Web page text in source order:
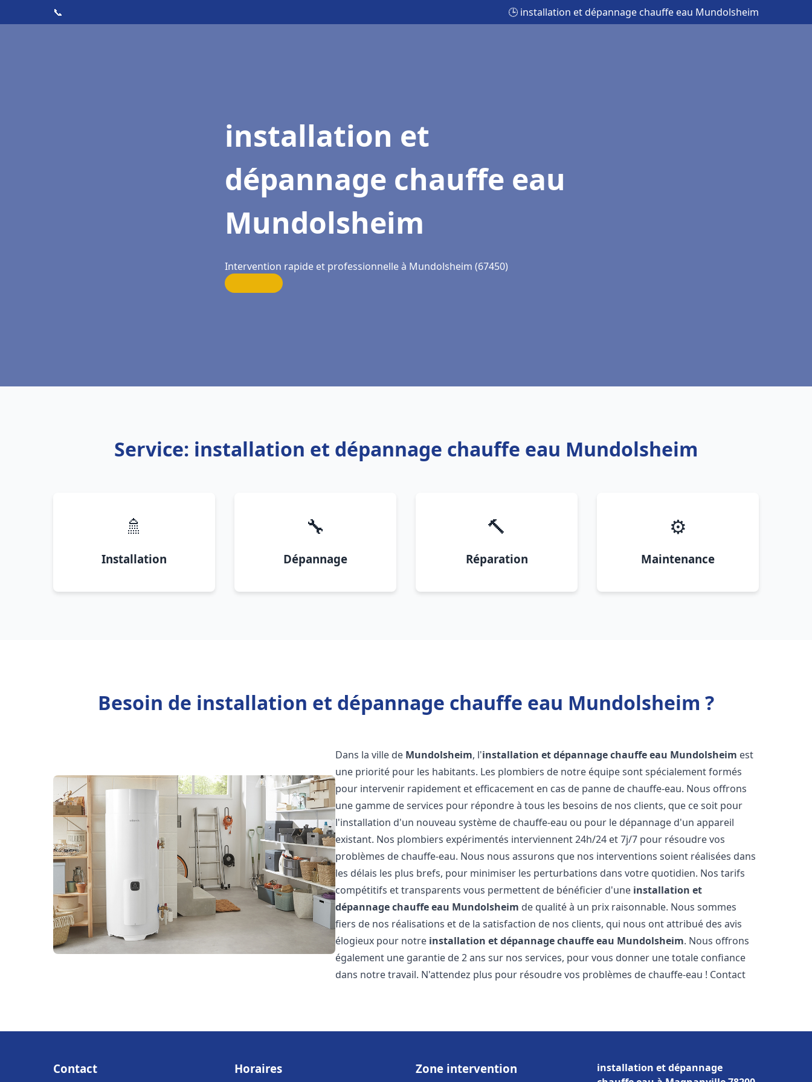
📞 🕒 installation et dépannage chauffe eau Mundolsheim
installation et
dépannage chauffe eau
Mundolsheim
Intervention rapide et professionnelle à Mundolsheim (67450)
Service: installation et dépannage chauffe eau Mundolsheim
🚿
Installation
🔧
Dépannage
🔨
Réparation
⚙️
Maintenance
Besoin de installation et dépannage chauffe eau Mundolsheim ?
Dans la ville de Mundolsheim, l'installation et dépannage chauffe eau Mundolsheim est
une priorité pour les habitants. Les plombiers de notre équipe sont spécialement formés
pour intervenir rapidement et efficacement en cas de panne de chauffe-eau. Nous offrons
une gamme de services pour répondre à tous les besoins de nos clients, que ce soit pour
l'installation d'un nouveau système de chauffe-eau ou pour le dépannage d'un appareil
existant. Nos plombiers expérimentés interviennent 24h/24 et 7j/7 pour résoudre vos
problèmes de chauffe-eau. Nous nous assurons que nos interventions soient réalisées dans
les délais les plus brefs, pour minimiser les perturbations dans votre quotidien. Nos tarifs
compétitifs et transparents vous permettent de bénéficier d'une installation et
dépannage chauffe eau Mundolsheim de qualité à un prix raisonnable. Nous sommes
fiers de nos réalisations et de la satisfaction de nos clients, qui nous ont attribué des avis
élogieux pour notre installation et dépannage chauffe eau Mundolsheim. Nous offrons
également une garantie de 2 ans sur nos services, pour vous donner une totale confiance
dans notre travail. N'attendez plus pour résoudre vos problèmes de chauffe-eau ! Contact
Contact Horaires Zone intervention
installation et dépannage